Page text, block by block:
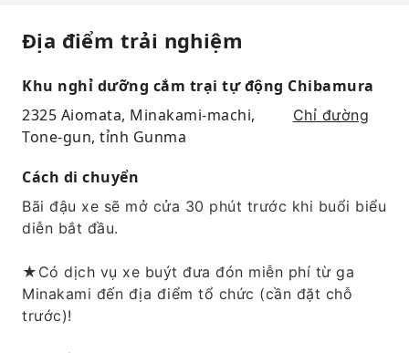
Địa điểm trải nghiệm
Khu nghỉ dưỡng cắm trại tự động Chibamura
2325 Aiomata, Minakami-machi,
Tone-gun, tỉnh Gunma
Chỉ đường
Cách di chuyển
Bãi đậu xe sẽ mở cửa 30 phút trước khi buổi biểu
diễn bắt đầu.
★Có dịch vụ xe buýt đưa đón miễn phí từ ga
Minakami đến địa điểm tổ chức (cần đặt chỗ
trước)!